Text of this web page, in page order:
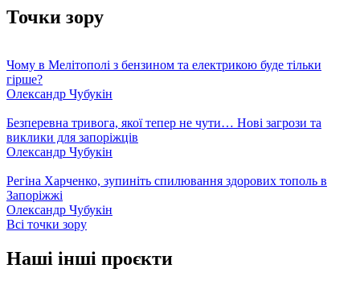
Точки зору
Чому в Мелітополі з бензином та електрикою буде тільки
гірше?
Олександр Чубукін
Безперевна тривога, якої тепер не чути… Нові загрози та
виклики для запоріжців
Олександр Чубукін
Регіна Харченко, зупиніть спилювання здорових тополь в
Запоріжжі
Олександр Чубукін
Всі точки зору
Наші інші проєкти